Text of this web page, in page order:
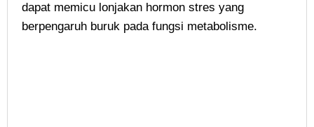
dapat memicu lonjakan hormon stres yang
berpengaruh buruk pada fungsi metabolisme.